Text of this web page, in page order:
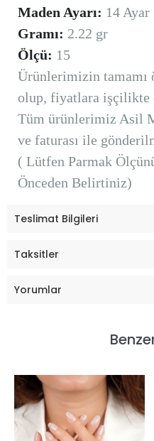
Maden Ayarı: 14 Ayar
Gramı: 2.22 gr
Ölçü: 15
Ürünlerimizin
olup, fiyatlara işçilikte
Tüm ürünlerimiz Asil
ve faturası ile
( Lütfen Parmak
Önceden Belirtiniz)
Teslimat Bilgileri
Taksitler
Yorumlar